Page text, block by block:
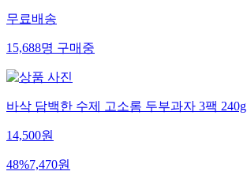
무료배송
15,688명구매중
바삭 담백한 수제 고소롬 두부과자 3팩 240g
14,500원
48%7,470원